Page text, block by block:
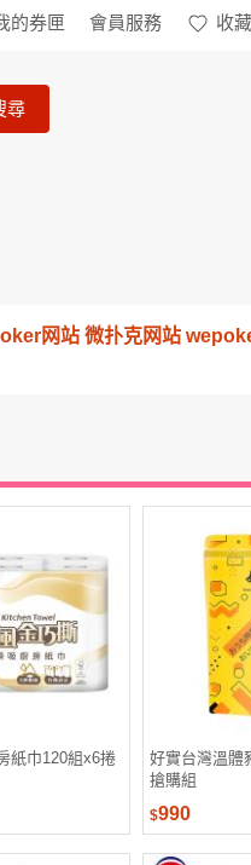
的券匣 會員服務 收藏
尋
网站 微扑克网站
紙巾120組x6捲
好實台灣溫體
搶購組
$990